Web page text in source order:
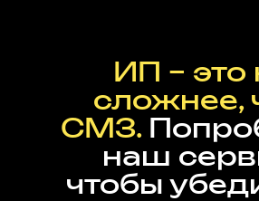
ИП – это
сложнее,
СМЗ.
наш
чтобы